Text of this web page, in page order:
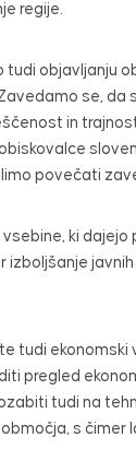
regije.
objavljanju
se, da
in
povečati
ki
izboljšanje
tudi
pregled
tudi na
s čimer